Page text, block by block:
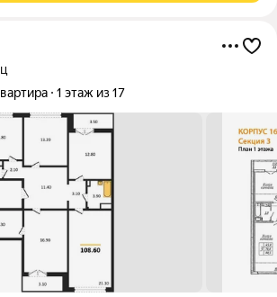
1 этаж из 17